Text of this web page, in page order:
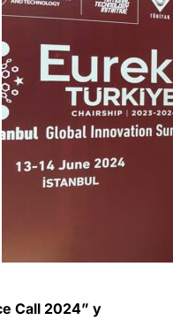
Call 2024” y